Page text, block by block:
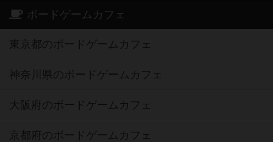
ボードゲームカフェ
東京都のボードゲームカフェ
神奈川県のボードゲームカフェ
大阪府のボードゲームカフェ
京都府のボードゲームカフェ